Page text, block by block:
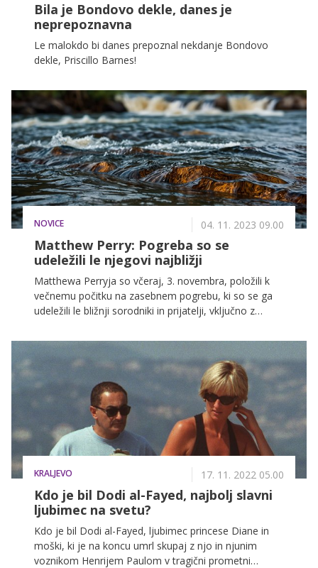
Bila je Bondovo dekle, danes je
neprepoznavna
Le malokdo bi danes prepoznal nekdanje Bondovo
dekle, Priscillo Barnes!
NOVICE 04. 11. 2023 09.00
Matthew Perry: Pogreba so se
udeležili le njegovi najbližji
Matthewa Perryja so včeraj, 3. novembra, položili k
večnemu počitku na zasebnem pogrebu, ki so se ga
udeležili le bližnji sorodniki in prijatelji, vključno z
KRALJEVO 17. 11. 2022 05.00
Kdo je bil Dodi al-Fayed, najbolj slavni
ljubimec na svetu?
Kdo je bil Dodi al-Fayed, ljubimec princese Diane in
moški, ki je na koncu umrl skupaj z njo in njunim
voznikom Henrijem Paulom v tragični prometni